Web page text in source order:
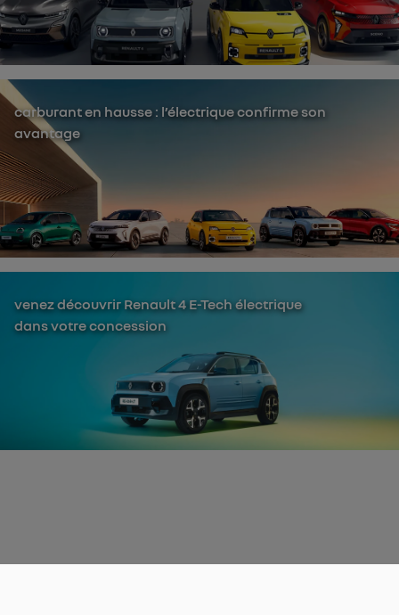
carburant en hausse : l’électrique confirme son
avantage
venez découvrir Renault 4 E-Tech électrique
dans votre concession